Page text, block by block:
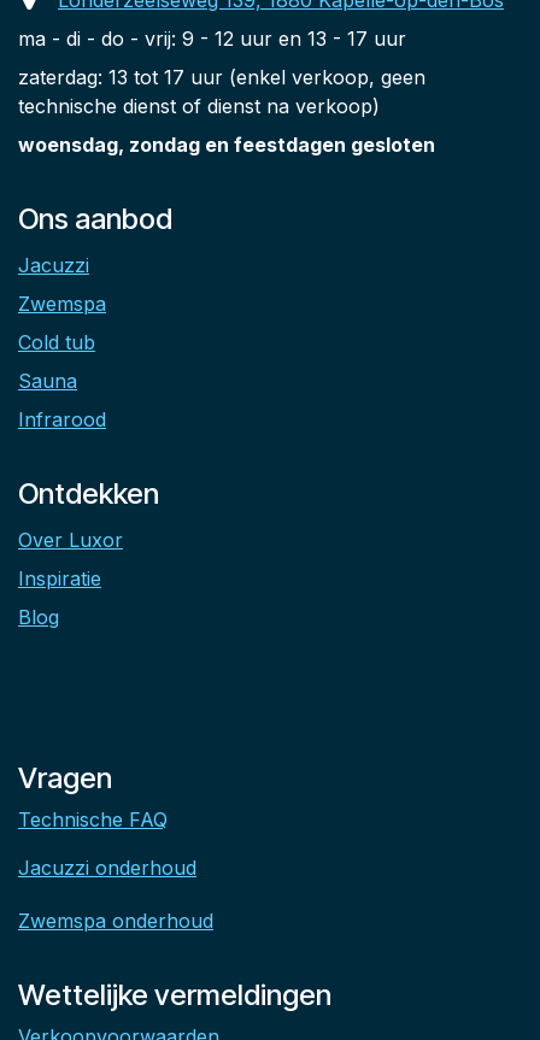
ma - di - do - vrij: 9 - 12 uur en 13 - 17 uur
zaterdag: 13 tot 17 uur (enkel verkoop, geen
technische dienst of dienst na verkoop)
woensdag, zondag en feestdagen gesloten
Ons aanbod
Jacuzzi
Zwemspa
Cold tub
Sauna
Infrarood
Ontdekken
Over Luxor
Inspiratie
Blog
Vragen
Technische FAQ
Jacuzzi onderhoud
Zwemspa onderhoud
Wettelijke vermeldingen